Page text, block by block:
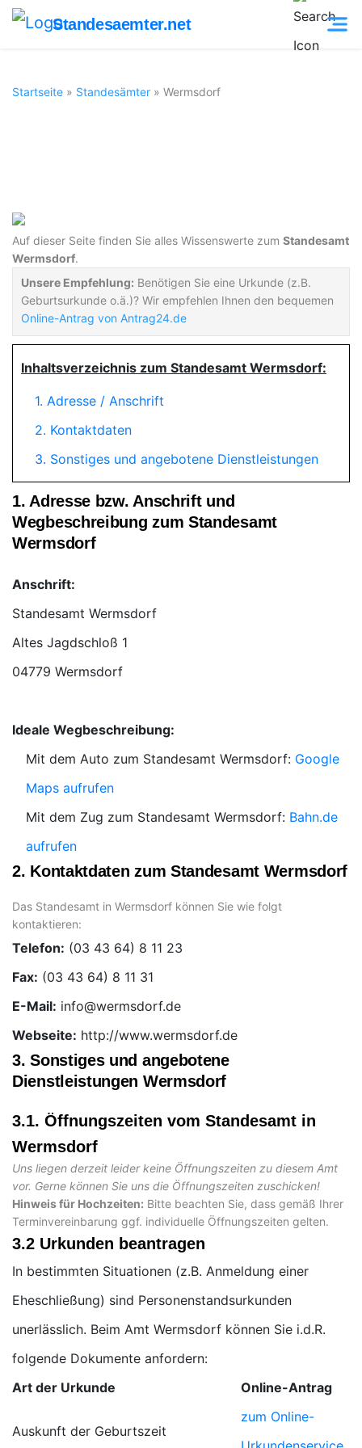
Standesaemter.net
Startseite » Standesämter » Wermsdorf
Auf dieser Seite finden Sie alles Wissenswerte zum Standesamt
Wermsdorf.
Unsere Empfehlung: Benötigen Sie eine Urkunde (z.B.
Geburtsurkunde o.ä.)? Wir empfehlen Ihnen den bequemen
Online-Antrag von Antrag24.de
Inhaltsverzeichnis zum Standesamt Wermsdorf:
1. Adresse / Anschrift
2. Kontaktdaten
3. Sonstiges und angebotene Dienstleistungen
1. Adresse bzw. Anschrift und
Wegbeschreibung zum Standesamt
Wermsdorf
Anschrift:
Standesamt Wermsdorf
04779 Wermsdorf
Ideale Wegbeschreibung:
Mit dem Auto zum Standesamt Wermsdorf: Google
Maps aufrufen
Mit dem Zug zum Standesamt Wermsdorf: Bahn.de
aufrufen
2. Kontaktdaten zum Standesamt Wermsdorf
Das Standesamt in Wermsdorf können Sie wie folgt
kontaktieren:
Telefon:
Fax:
E-Mail:
Webseite: http://www.wermsdorf.de
3. Sonstiges und angebotene
Dienstleistungen Wermsdorf
3.1. Öffnungszeiten vom Standesamt in
Wermsdorf
Uns liegen derzeit leider keine Öffnungszeiten zu diesem Amt
vor. Gerne können Sie uns die Öffnungszeiten zuschicken!
Hinweis für Hochzeiten: Bitte beachten Sie, dass gemäß Ihrer
Terminvereinbarung ggf. individuelle Öffnungszeiten gelten.
3.2 Urkunden beantragen
In bestimmten Situationen (z.B. Anmeldung einer
Eheschließung) sind Personenstandsurkunden
unerlässlich. Beim Amt Wermsdorf können Sie i.d.R.
folgende Dokumente anfordern:
Art der Urkunde
Online-Antrag
Auskunft der Geburtszeit
zum Online-